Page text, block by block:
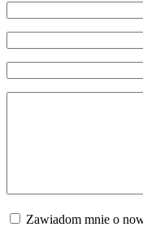
Zawiadom mnie o